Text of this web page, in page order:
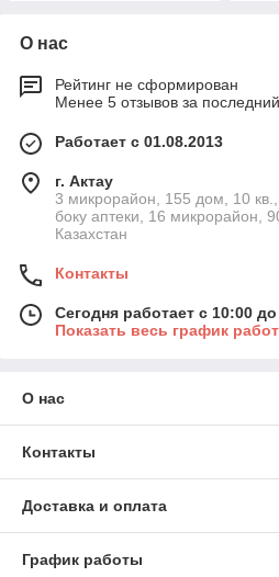
О нас
Рейтинг не сформирован
Менее 5 отзывов за
Работает с 01.08.2013
г. Актау
3 микрорайон, 155 дом, 10
боку аптеки, 16 микрорайон,
Казахстан
Контакты
Сегодня работает с 10:00
Показать весь график
О нас
Контакты
Доставка и оплата
График работы